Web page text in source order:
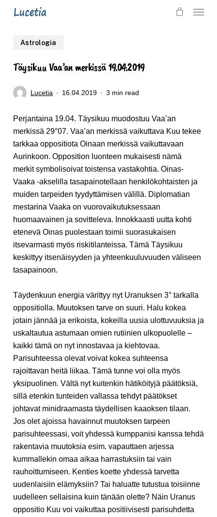
content
Menu
Astrologia
Täysikuu Vaa’an merkissä 19.04.2019
Lucetia 16.04.2019 3 min read
Perjantaina 19.04. Täysikuu muodostuu Vaa’an
merkissä 29°07. Vaa’an merkissä vaikuttava Kuu tekee
tarkkaa oppositiota Oinaan merkissä vaikuttavaan
Aurinkoon. Opposition luonteen mukaisesti nämä
merkit symbolisoivat toistensa vastakohtia. Oinas-
Vaaka -akselilla tasapainotellaan henkilökohtaisten ja
muiden tarpeiden tyydyttämisen välillä. Diplomatian
mestarina Vaaka on vuorovaikutuksessaan
huomaavainen ja sovitteleva. Innokkaasti uutta kohti
etenevä Oinas puolestaan toimii suorasukaisen
itsevarmasti myös riskitilanteissa. Tämä Täysikuu
keskittyy itsenäisyyden ja yhteenkuuluvuuden väliseen
tasapainoon.
Täydenkuun energia värittyy nyt Uranuksen 3° tarkalla
oppositiolla. Muutoksen tarve on suuri. Halu kokea
jotain jännää ja erikoista, kokeilla uusia ulottuvuuksia ja
uskaltautua astumaan omien rutiinien ulkopuolelle –
kaikki tämä on nyt innostavaa ja kiehtovaa.
Parisuhteessa olevat voivat kokea suhteensa
rajoittavan heitä liikaa. Tämä tunne voi olla myös
yksipuolinen. Vältä nyt kuitenkin hätiköityjä päätöksiä,
sillä etenkin tunteiden vallassa tehdyt päätökset
johtavat minidraamasta täydellisen kaaoksen tilaan.
Jos olet ajoissa havainnut muutoksen tarpeen
parisuhteessasi, voit yhdessä kumppanisi kanssa tehdä
rakentavia muutoksia esim. vapauttaen arjessa
kummallekin omaa aikaa harrastuksiin tai vain
rauhoittumiseen. Kenties koette yhdessä tarvetta
uudenlaisiin elämyksiin? Tai haluatte tutustua toisiinne
uudelleen sellaisina kuin tänään olette? Näin Uranus
oppositio Kuu voi vaikuttaa positiivisesti parisuhdetta